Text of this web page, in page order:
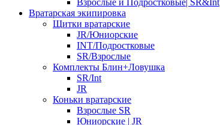
Взрослые и Подростковые| SR&Int
Вратарская экипировка
Щитки вратарские
JR/Юниорские
INT/Подростковые
SR/Взрослые
Комплекты Блин+Ловушка
SR/Int
JR
Коньки вратарские
Взрослые SR
Юниорские | JR